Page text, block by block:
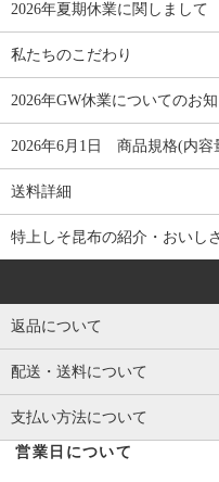
2026年夏期休業に関しまして
私たちのこだわり
2026年GW休業についてのお
2026年6月1日 商品規格(内容
送料詳細
特上しそ昆布の紹介・おいし
返品について
配送・送料について
支払い方法について
営業日について